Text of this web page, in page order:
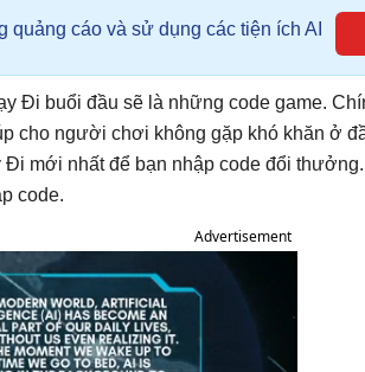
quảng cáo và sử dụng các tiện ích AI
Đi buổi đầu sẽ là những code game.
cho người chơi không gặp khó khăn ở
mới nhất để bạn nhập code đổi
code.
Advertisement